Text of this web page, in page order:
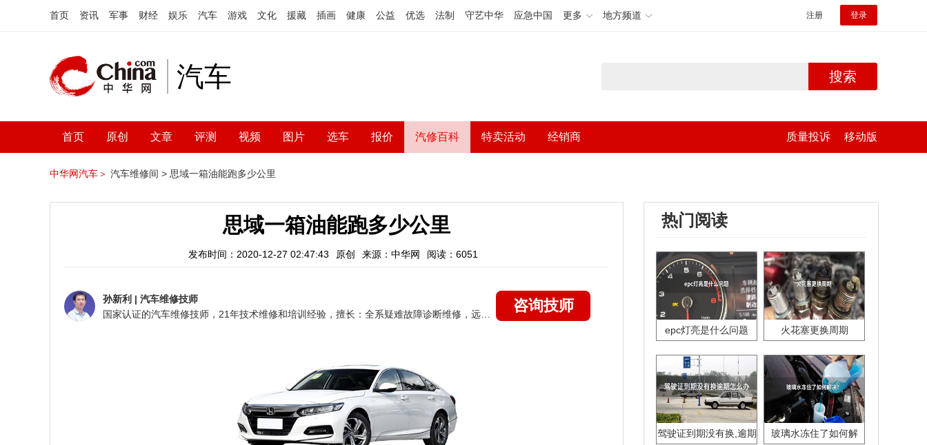
首页 资讯 军事 财经 娱乐 汽车 游戏 文化 援藏 插画 健康 公益 优选 法制 守艺中华 应急中国 更多 地方频道 注册 登录
汽车 搜索
首页 原创 文章 评测 视频 图片 选车 报价 汽修百科 特卖活动 经销商 质量投诉 移动版
中华网汽车＞ 汽车维修间 > 思域一箱油能跑多少公里
思域一箱油能跑多少公里
发布时间：2020-12-27 02:47:43 原创 来源：中华网 阅读：6051
孙新利 | 汽车维修技师
咨询技师
热门阅读
epc灯亮是什么问题 火花塞更换周期
驾驶证到期没有换,逾期
玻璃水冻住了如何解